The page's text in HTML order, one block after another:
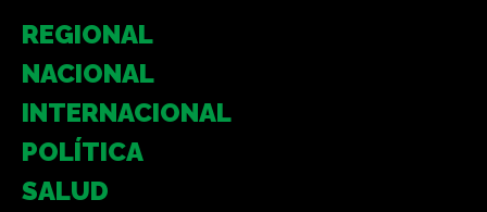
REGIONAL
NACIONAL
INTERNACIONAL
POLÍTICA
SALUD